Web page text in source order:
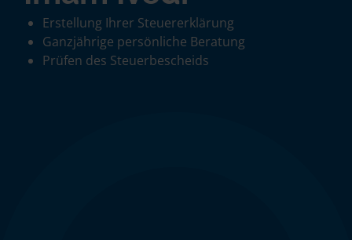
Erstellung Ihrer Steuererklärung
Ganzjährige persönliche Beratung
Prüfen des Steuerbescheids